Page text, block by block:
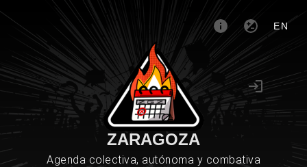
EN
ZARAGOZA
Agenda colectiva, autónoma y combativa